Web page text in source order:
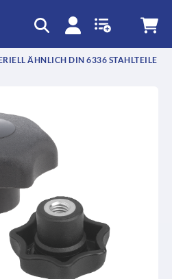
ÄHNLICH DIN 6336 STAHLTEILE